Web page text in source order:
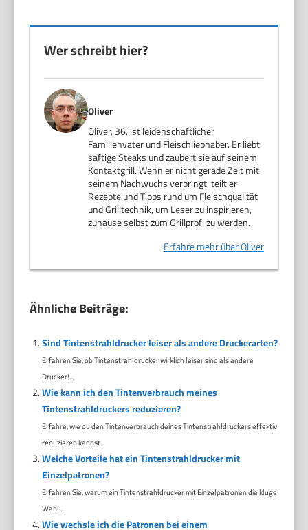
Wer schreibt hier?
Oliver
Oliver, 36, ist leidenschaftlicher
Familienvater und Fleischliebhaber. Er liebt
saftige Steaks und zaubert sie auf seinem
Kontaktgrill. Wenn er nicht gerade Zeit mit
seinem Nachwuchs verbringt, teilt er
Rezepte und Tipps rund um Fleischqualität
und Grilltechnik, um Leser zu inspirieren,
zuhause selbst zum Grillprofi zu werden.
Erfahre mehr über Oliver
Ähnliche Beiträge:
Sind Tintenstrahldrucker leiser als andere Druckerarten?
Erfahren Sie, ob Tintenstrahldrucker wirklich leiser sind als andere
Drucker!...
Wie kann ich den Tintenverbrauch meines
Tintenstrahldruckers reduzieren?
Erfahre, wie du den Tintenverbrauch deines Tintenstrahldruckers effektiv
reduzieren kannst...
Welche Vorteile hat ein Tintenstrahldrucker mit
Einzelpatronen?
Erfahren Sie, warum ein Tintenstrahldrucker mit Einzelpatronen die kluge
Wahl...
Wie wechsle ich die Patronen bei einem